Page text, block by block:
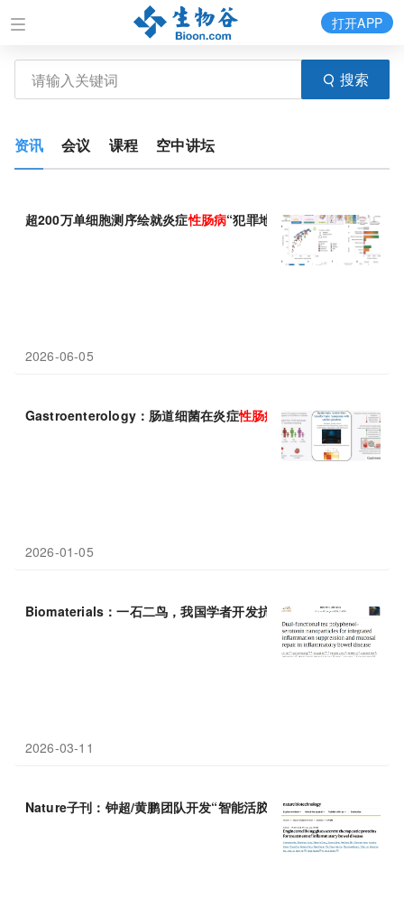
搜索
打开APP
资讯 会议 课程 空中讲坛
超200万单细胞测序绘就炎症性肠病“犯罪地图”
2026-06-05
Gastroenterology：肠道细菌在炎症性肠病 早期发生显著变化
2026-01-05
Biomaterials：一石二鸟，我国学者开发抗 炎修复一体化纳米药物
2026-03-11
Nature子刊：钟超/黄鹏团队开发“智能活胶水”，精准治疗炎症